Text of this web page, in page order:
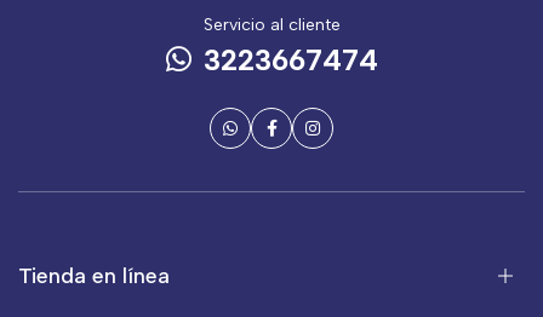
Servicio al cliente
3223667474
Tienda en línea